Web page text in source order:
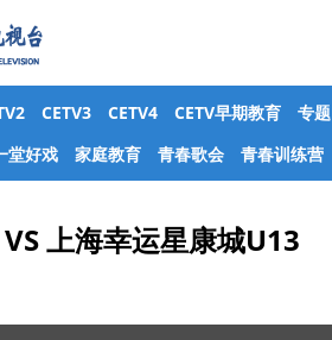
CETV3 CETV4 CETV早期教育
专题
堂好戏 家庭教育 青春歌会 青春训练营
上海幸运星康城U13